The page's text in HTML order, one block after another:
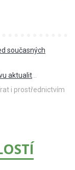
současných
aktualit
i prostřednictvím